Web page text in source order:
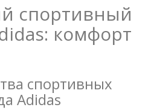
спортивный
комфорт
спортивных
Adidas